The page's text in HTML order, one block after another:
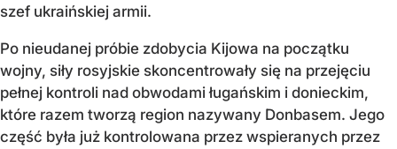
szef ukraińskiej armii.
Po nieudanej próbie zdobycia Kijowa na początku
wojny, siły rosyjskie skoncentrowały się na przejęciu
pełnej kontroli nad obwodami ługańskim i donieckim,
które razem tworzą region nazywany Donbasem. Jego
część była już kontrolowana przez wspieranych przez